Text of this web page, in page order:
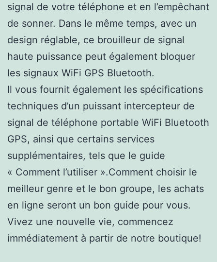
signal de votre téléphone et en l’empêchant
de sonner. Dans le même temps, avec un
design réglable, ce brouilleur de signal
haute puissance peut également bloquer
les signaux WiFi GPS Bluetooth.
Il vous fournit également les spécifications
techniques d’un puissant intercepteur de
signal de téléphone portable WiFi Bluetooth
GPS, ainsi que certains services
supplémentaires, tels que le guide
« Comment l’utiliser ».Comment choisir le
meilleur genre et le bon groupe, les achats
en ligne seront un bon guide pour vous.
Vivez une nouvelle vie, commencez
immédiatement à partir de notre boutique!